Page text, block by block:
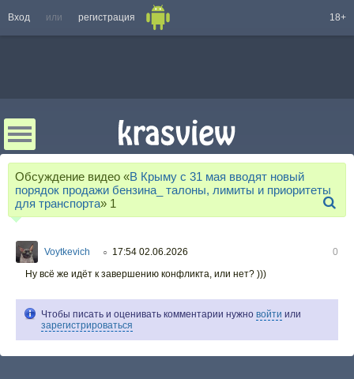
Вход или регистрация 18+
Обсуждение видео «В Крыму с 31 мая вводят новый
порядок продажи бензина_ талоны, лимиты и приоритеты
для транспорта» 1
Voytkevich ○ 17:54 02.06.2026
0
Ну всё же идёт к завершению конфликта, или нет? )))
Чтобы писать и оценивать комментарии нужно войти или
зарегистрироваться